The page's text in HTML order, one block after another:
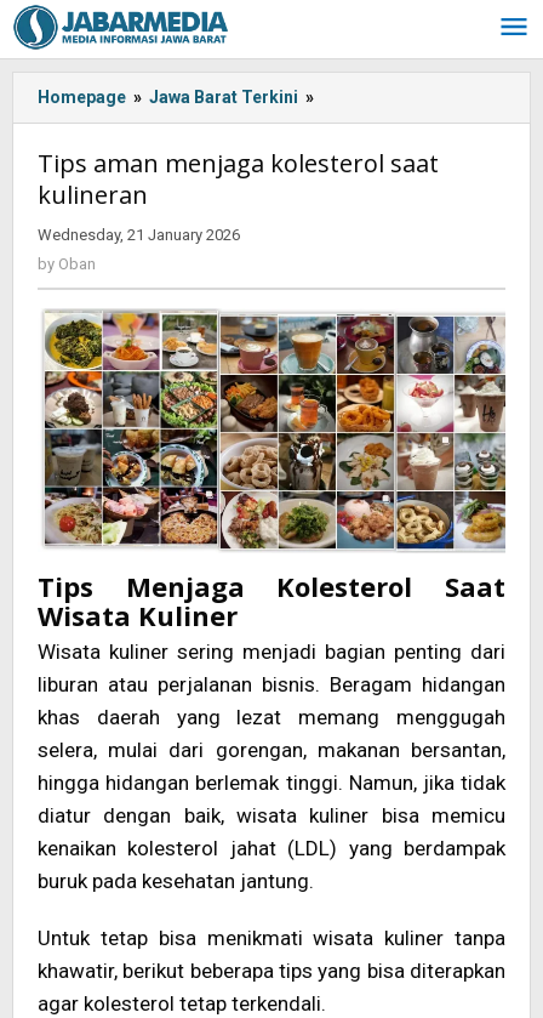
Skip
to
content
Homepage » Jawa Barat Terkini »
aman
kolesterol
Tips aman menjaga kolesterol saat
kulineran
Wednesday, 21 January 2026
by Oban
Tips Menjaga Kolesterol Saat
Wisata Kuliner
Wisata kuliner sering menjadi bagian penting dari
liburan atau perjalanan bisnis. Beragam hidangan
khas daerah yang lezat memang menggugah
selera, mulai dari gorengan, makanan bersantan,
hingga hidangan berlemak tinggi. Namun, jika tidak
diatur dengan baik, wisata kuliner bisa memicu
kenaikan kolesterol jahat (LDL) yang berdampak
buruk pada kesehatan jantung.
Untuk tetap bisa menikmati wisata kuliner tanpa
khawatir, berikut beberapa tips yang bisa diterapkan
agar kolesterol tetap terkendali.